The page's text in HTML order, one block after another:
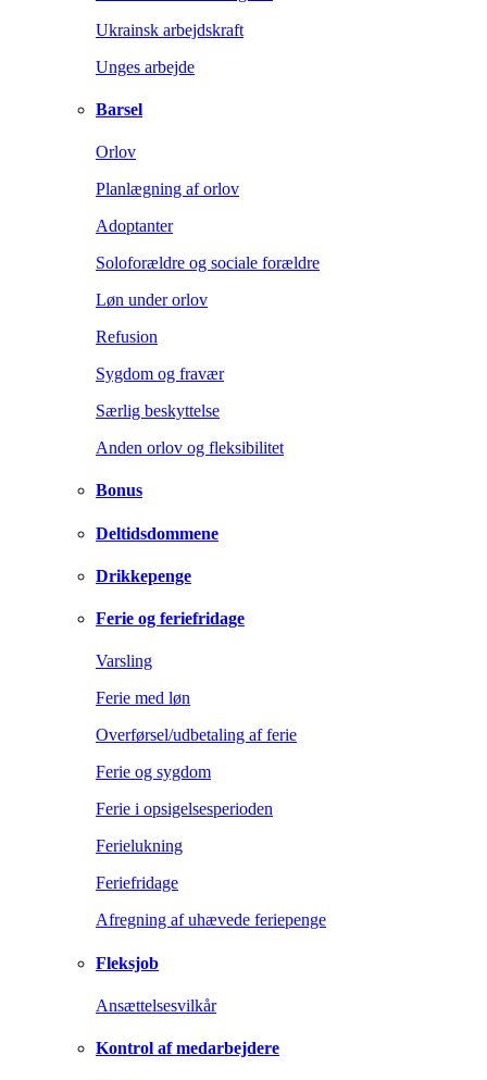
Ukrainsk arbejdskraft
Unges arbejde
Barsel
Orlov
Planlægning af orlov
Adoptanter
Soloforældre og sociale forældre
Løn under orlov
Refusion
Sygdom og fravær
Særlig beskyttelse
Anden orlov og fleksibilitet
Bonus
Deltidsdommene
Drikkepenge
Ferie og feriefridage
Varsling
Ferie med løn
Overførsel/udbetaling af ferie
Ferie og sygdom
Ferie i opsigelsesperioden
Ferielukning
Feriefridage
Afregning af uhævede feriepenge
Fleksjob
Ansættelsesvilkår
Kontrol af medarbejdere